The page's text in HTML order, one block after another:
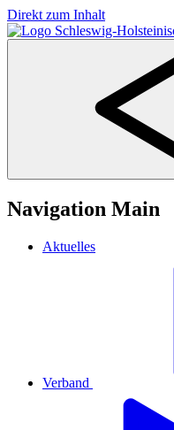
Direkt zum Inhalt
Navigation Main
Aktuelles
Verband